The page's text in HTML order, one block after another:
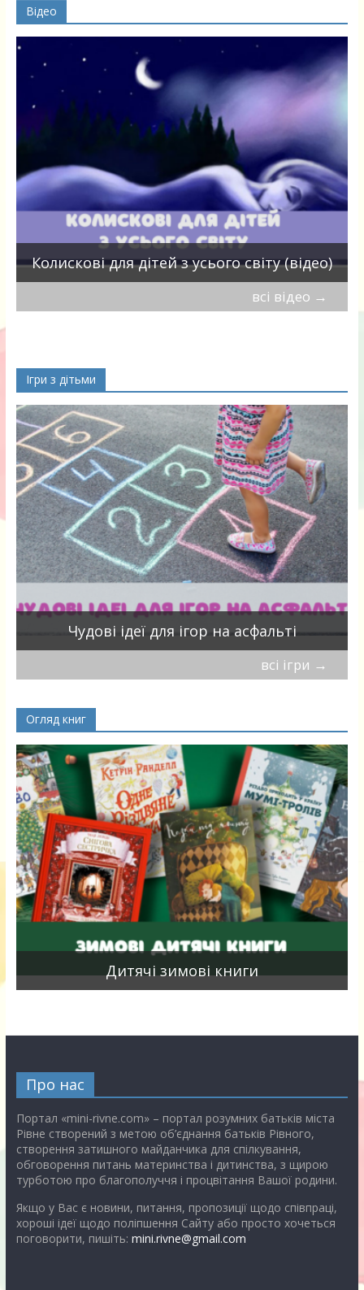
Відео
Колискові для дітей з усього світу (відео)
всі відео →
Ігри з дітьми
Чудові ідеї для ігор на асфальті
всі ігри →
Огляд книг
Дитячі зимові книги
Про нас
Портал «mini-rivne.com» – портал розумних батьків міста
Рівне створений з метою об’єднання батьків Рівного,
створення затишного майданчика для спілкування,
обговорення питань материнства і дитинства, з щирою
турботою про благополуччя і процвітання Вашої родини.
Якщо у Вас є новини, питання, пропозиції щодо співпраці,
хороші ідеї щодо поліпшення Сайту або просто хочеться
поговорити, пишіть: mini.rivne@gmail.com